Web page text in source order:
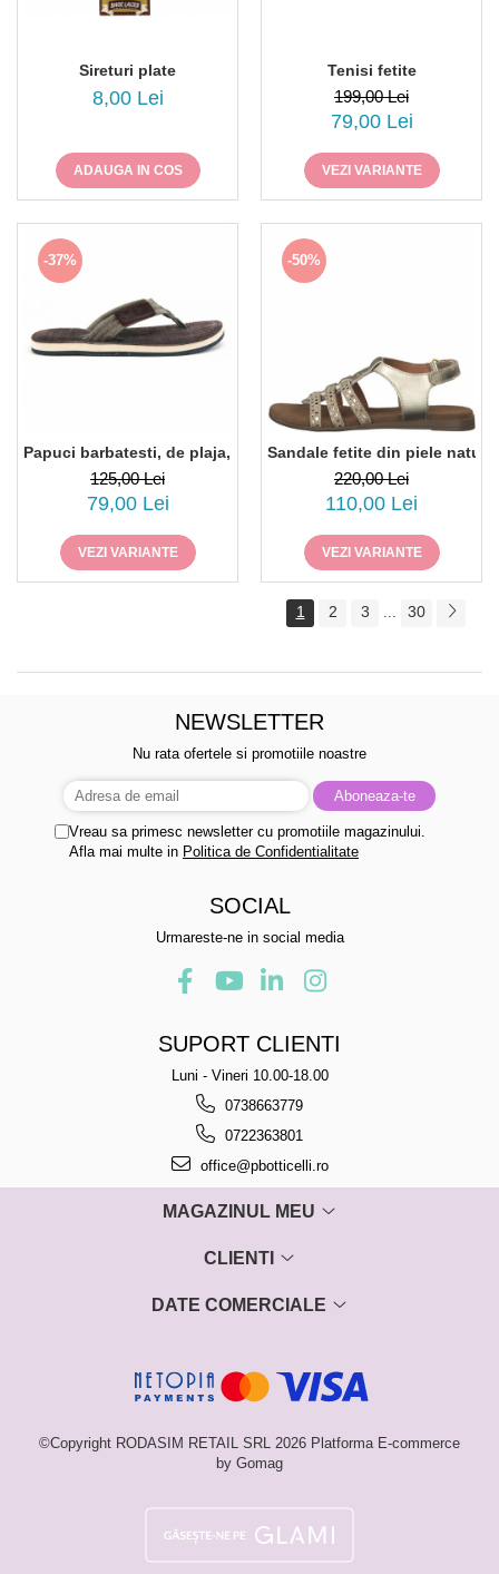
Sireturi plate
8,00 Lei
ADAUGA IN COS
Tenisi fetite
199,00 Lei
79,00 Lei
VEZI VARIANTE
-37%
Papuci barbatesti, de plaja, S. Oliver 17201
125,00 Lei
79,00 Lei
VEZI VARIANTE
-50%
Sandale fetite din piele
220,00 Lei
110,00 Lei
VEZI VARIANTE
1 2 3 ... 30
NEWSLETTER
Nu rata ofertele si promotiile noastre
Vreau sa primesc newsletter cu promotiile magazinului.
Afla mai multe in Politica de Confidentialitate
SOCIAL
Urmareste-ne in social media
SUPORT CLIENTI
Luni - Vineri 10.00-18.00
0738663779
0722363801
office@pbotticelli.ro
MAGAZINUL MEU
CLIENTI
DATE COMERCIALE
©Copyright RODASIM RETAIL SRL 2026 Platforma E-commerce
by Gomag